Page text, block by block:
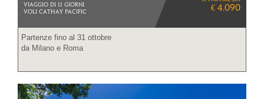
VIAGGIO DI 11 GIORNI
VOLI CATHAY PACIFIC
€ 4.090
Partenze fino al 31 ottobre
da Milano e Roma